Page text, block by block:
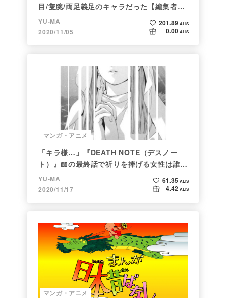
目/隻腕/両足義足のキャラだった【編集者の
仕事ぶりに脱帽】
YU-MA
2020/11/05
201.89 ALIS
0.00 ALIS
マンガ・アニメ
「キラ様…」『DEATH NOTE（デスノー
ト）』📖の最終話で祈りを捧げる女性は誰な
のか
YU-MA
2020/11/17
61.35 ALIS
4.42 ALIS
マンガ・アニメ